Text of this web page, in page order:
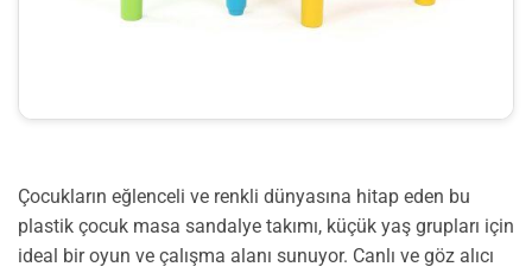
Çocukların eğlenceli ve renkli dünyasına hitap eden bu
plastik çocuk masa sandalye takımı, küçük yaş grupları için
ideal bir oyun ve çalışma alanı sunuyor. Canlı ve göz alıcı